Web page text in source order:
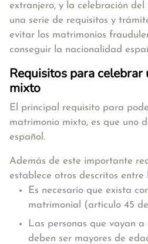
extranjero, y la celebración del
una serie de requisitos y
evitar los matrimonios
conseguir la nacionalidad
Requisitos para
mixto
El principal requisito para
matrimonio mixto, es que uno
español .
Además de este importante
establece otros descritos entre
Es necesario que exista
matrimonial
(artículo 45
Las personas que vayan
deben ser mayores de